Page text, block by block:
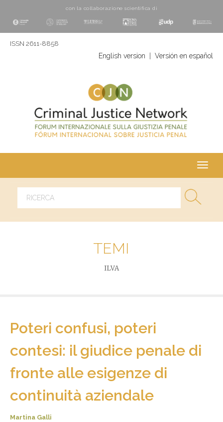
con la collaborazione scientifica di
ISSN 2611-8858
English version Versión en español
TEMI
ILVA
Poteri confusi, poteri
contesi: il giudice penale di
fronte alle esigenze di
continuità aziendale
Martina Galli